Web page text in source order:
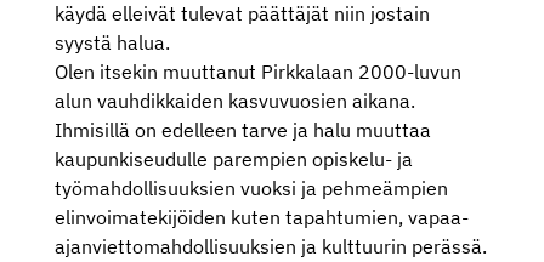
käydä elleivät tulevat päättäjät niin jostain
syystä halua.
Olen itsekin muuttanut Pirkkalaan 2000-luvun
alun vauhdikkaiden kasvuvuosien aikana.
Ihmisillä on edelleen tarve ja halu muuttaa
kaupunkiseudulle parempien opiskelu- ja
työmahdollisuuksien vuoksi ja pehmeämpien
elinvoimatekijöiden kuten tapahtumien, vapaa-
ajanviettomahdollisuuksien ja kulttuurin perässä.